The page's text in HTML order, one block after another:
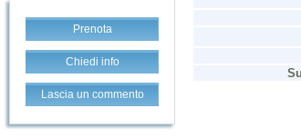
Prenota
Chiedi info
Lascia un commento